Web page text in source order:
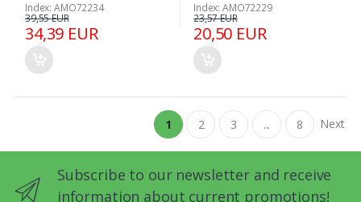
Index: AMO72234
34,39 EUR
39,55 EUR
Index: AMO72229
20,50 EUR
23,57 EUR
1 2 3 ... 8 Next
Subscribe to our newsletter and receive
information about current promotions!